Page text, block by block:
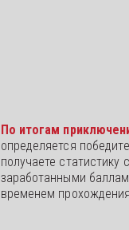
определяется
получаете статистику с
заработанными
временем